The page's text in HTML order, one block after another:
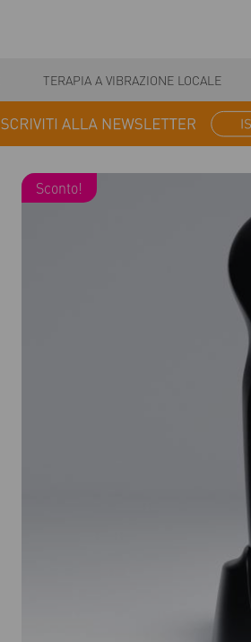
TERAPIA A VIBRAZIONE LOCALE
Sconto!